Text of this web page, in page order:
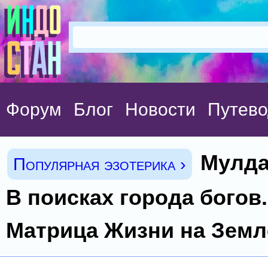
Форум Блог Новости
Популярная эзотерика ›
В поисках города
Матрица Жизни на